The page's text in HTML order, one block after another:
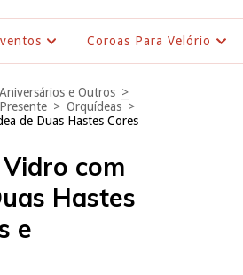
Coroas Para Velório
e Outros >
> Orquídeas >
de Duas Hastes Cores
com
Hastes
e